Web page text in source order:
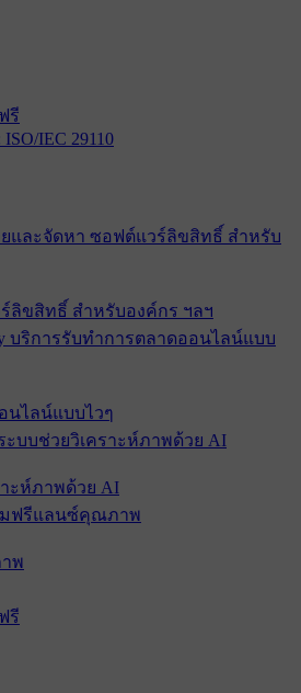
ลิขสิทธิ์ สำหรับองค์กร ฯลฯ
นไลน์แบบไวๆ
ะห์ภาพด้วย AI
พ